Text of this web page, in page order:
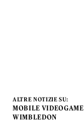
ALTRE NOTIZIE SU:
MOBILE VIDEOGAME
WIMBLEDON